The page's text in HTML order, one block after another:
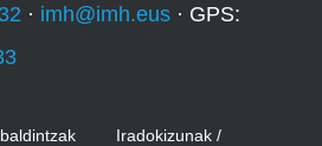
· imh@imh.eus · GPS:
Iradokizunak /